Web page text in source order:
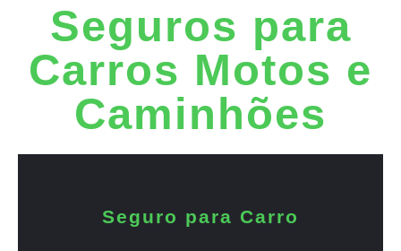
Seguros para
Carros Motos e
Caminhões
Seguro para Carro